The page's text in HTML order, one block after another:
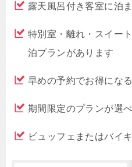
露天風呂付き客室に泊
特別室・離れ・スイー
泊プランがあります
早めの予約でお得にな
期間限定のプランが選
ビュッフェまたはバイ